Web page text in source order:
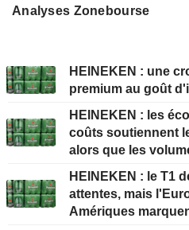
Analyses Zonebourse
HEINEKEN : une croissance
premium au goût
HEINEKEN : les économies de
coûts soutiennent
alors que les
HEINEKEN : le T1 dépasse les
attentes, mais
Amériques